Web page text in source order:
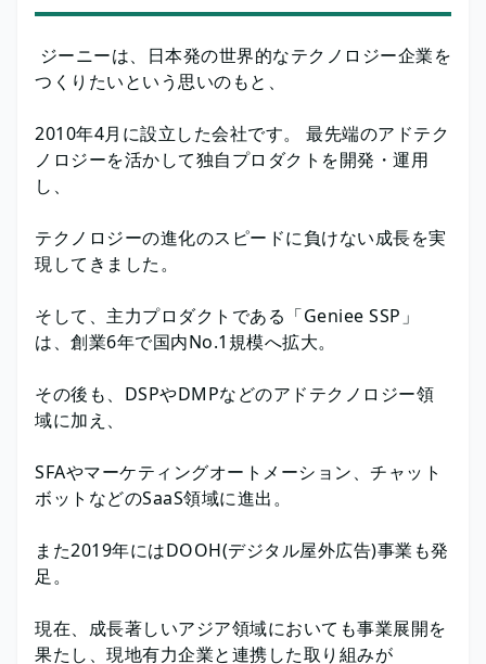
ジーニーは、日本発の世界的なテクノロジー企業を
つくりたいという思いのもと、
2010年4月に設立した会社です。 最先端のアドテク
ノロジーを活かして独自プロダクトを開発・運用
し、
テクノロジーの進化のスピードに負けない成長を実
現してきました。
そして、主力プロダクトである「Geniee SSP」
は、創業6年で国内No.1規模へ拡大。
その後も、DSPやDMPなどのアドテクノロジー領
域に加え、
SFAやマーケティングオートメーション、チャット
ボットなどのSaaS領域に進出。
また2019年にはDOOH(デジタル屋外広告)事業も発
足。
現在、成長著しいアジア領域においても事業展開を
果たし、現地有力企業と連携した取り組みが